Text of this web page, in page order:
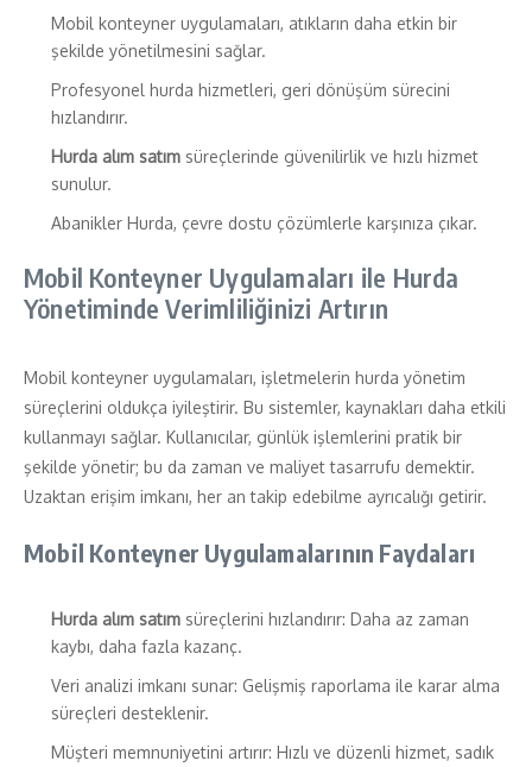
Mobil konteyner uygulamaları, atıkların daha etkin bir
şekilde yönetilmesini sağlar.
Profesyonel hurda hizmetleri, geri dönüşüm sürecini
hızlandırır.
Hurda alım satım süreçlerinde güvenilirlik ve hızlı hizmet
sunulur.
Abanikler Hurda, çevre dostu çözümlerle karşınıza çıkar.
Mobil Konteyner Uygulamaları ile Hurda
Yönetiminde Verimliliğinizi Artırın
Mobil konteyner uygulamaları, işletmelerin hurda yönetim
süreçlerini oldukça iyileştirir. Bu sistemler, kaynakları daha etkili
kullanmayı sağlar. Kullanıcılar, günlük işlemlerini pratik bir
şekilde yönetir; bu da zaman ve maliyet tasarrufu demektir.
Uzaktan erişim imkanı, her an takip edebilme ayrıcalığı getirir.
Mobil Konteyner Uygulamalarının Faydaları
Hurda alım satım süreçlerini hızlandırır: Daha az zaman
kaybı, daha fazla kazanç.
Veri analizi imkanı sunar: Gelişmiş raporlama ile karar alma
süreçleri desteklenir.
Müşteri memnuniyetini artırır: Hızlı ve düzenli hizmet, sadık